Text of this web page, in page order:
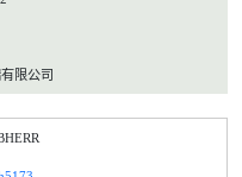
限公司